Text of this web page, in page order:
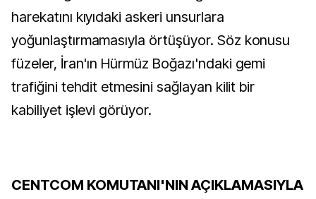
harekatını kıyıdaki askeri unsurlara
yoğunlaştırmamasıyla örtüşüyor. Söz konusu
füzeler, İran'ın Hürmüz Boğazı'ndaki gemi
trafiğini tehdit etmesini sağlayan kilit bir
kabiliyet işlevi görüyor.
CENTCOM KOMUTANI'NIN AÇIKLAMASIYLA